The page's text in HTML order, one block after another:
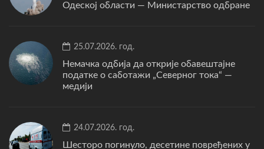
Одеској области — Министарство одбране
25.07.2026. год.
Немачка одбија да открије обавештајне
податке о саботажи „Северног тока“ —
медији
24.07.2026. год.
Шесторо погинуло, десетине повређених у